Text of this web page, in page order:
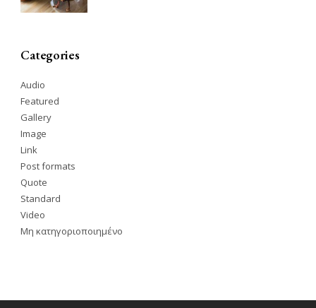
Categories
Audio
Featured
Gallery
Image
Link
Post formats
Quote
Standard
Video
Μη κατηγοριοποιημένο